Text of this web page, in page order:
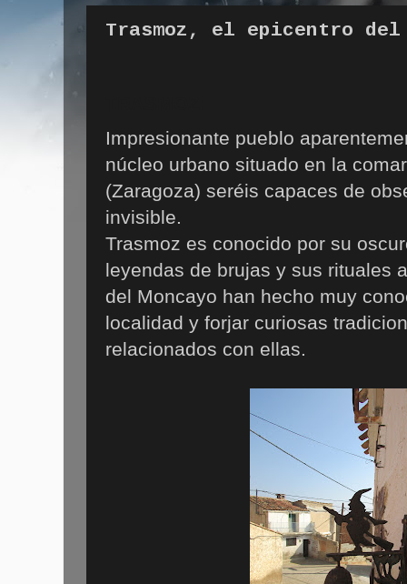
Trasmoz, el epicentro del
Impresionante pueblo
núcleo urbano situado en la
(Zaragoza) seréis capaces de
invisible.
Trasmoz es conocido por su
leyendas de brujas y sus rituales
del Moncayo han hecho muy
localidad y forjar curiosas
relacionados con ellas.